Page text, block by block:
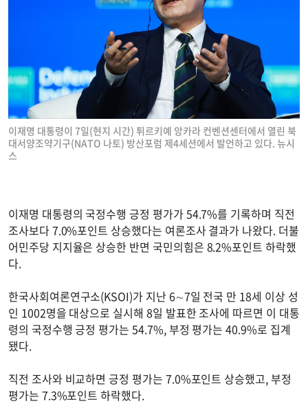
이재명 대통령이 7일(현지 시간) 튀르키예 앙카라 컨벤션센터에서 열린 북
대서양조약기구(NATO 나토) 방산포럼 제4세션에서 발언하고 있다. 뉴시
스
이재명 대통령의 국정수행 긍정 평가가 54.7%를 기록하며 직전
조사보다 7.0%포인트 상승했다는 여론조사 결과가 나왔다. 더불
어민주당 지지율은 상승한 반면 국민의힘은 8.2%포인트 하락했
다.
한국사회여론연구소(KSOI)가 지난 6∼7일 전국 만 18세 이상 성
인 1002명을 대상으로 실시해 8일 발표한 조사에 따르면 이 대통
령의 국정수행 긍정 평가는 54.7%, 부정 평가는 40.9%로 집계
됐다.
직전 조사와 비교하면 긍정 평가는 7.0%포인트 상승했고, 부정
평가는 7.3%포인트 하락했다.